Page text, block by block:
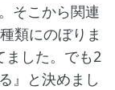
そこから関連
類にのぼりま
ました。でも2
』と決めまし